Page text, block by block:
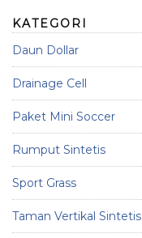
KATEGORI
Daun Dollar
Drainage Cell
Paket Mini Soccer
Rumput Sintetis
Sport Grass
Taman Vertikal Sintetis